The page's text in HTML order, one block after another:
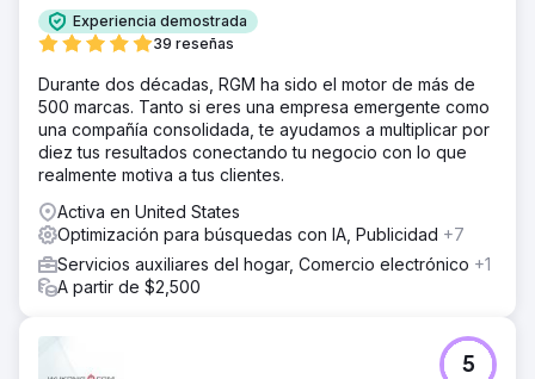
Experiencia demostrada
39 reseñas
Durante dos décadas, RGM ha sido el motor de más de
500 marcas. Tanto si eres una empresa emergente como
una compañía consolidada, te ayudamos a multiplicar por
diez tus resultados conectando tu negocio con lo que
realmente motiva a tus clientes.
Activa en United States
Optimización para búsquedas con IA, Publicidad +7
Servicios auxiliares del hogar, Comercio electrónico +1
A partir de $2,500
5